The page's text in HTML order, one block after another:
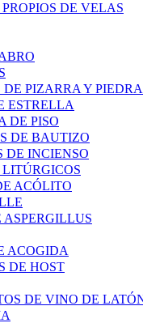
DE VELAS
DE PIZARRA Y
ESTRELLA
DE PISO
DE BAUTIZO
DE INCIENSO
ACÓLITO
ASPERGILLUS
ACOGIDA
DE HOST
DE VINO DE